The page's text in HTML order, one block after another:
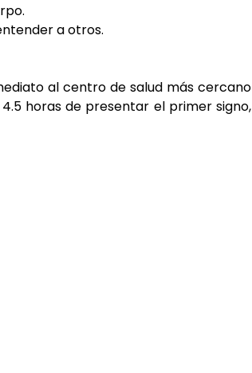
a otros.
al centro de salud más cercano
horas de presentar el primer signo,